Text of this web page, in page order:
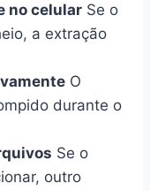
no celular Se o
a extração
O
durante o
Se o
outro